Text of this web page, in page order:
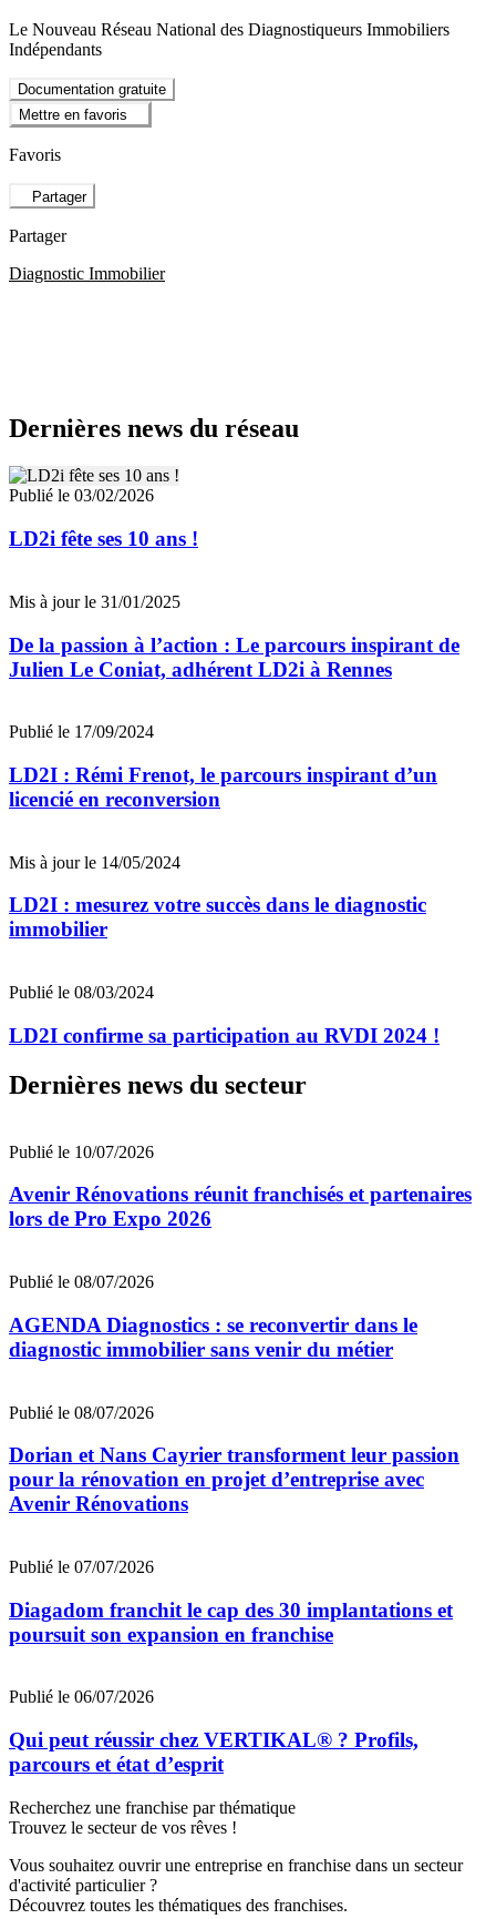
Le Nouveau Réseau National des Diagnostiqueurs Immobiliers
Indépendants
Documentation gratuite
Mettre en favoris
Favoris
Partager
Partager
Diagnostic Immobilier
Dernières news du réseau
Publié le 03/02/2026
LD2i fête ses 10 ans !
Mis à jour le 31/01/2025
De la passion à l’action : Le parcours inspirant de
Julien Le Coniat, adhérent LD2i à Rennes
Publié le 17/09/2024
LD2I : Rémi Frenot, le parcours inspirant d’un
licencié en reconversion
Mis à jour le 14/05/2024
LD2I : mesurez votre succès dans le diagnostic
immobilier
Publié le 08/03/2024
LD2I confirme sa participation au RVDI 2024 !
Dernières news du secteur
Publié le 10/07/2026
Avenir Rénovations réunit franchisés et partenaires
lors de Pro Expo 2026
Publié le 08/07/2026
AGENDA Diagnostics : se reconvertir dans le
diagnostic immobilier sans venir du métier
Publié le 08/07/2026
Dorian et Nans Cayrier transforment leur passion
pour la rénovation en projet d’entreprise avec
Avenir Rénovations
Publié le 07/07/2026
Diagadom franchit le cap des 30 implantations et
poursuit son expansion en franchise
Publié le 06/07/2026
Qui peut réussir chez VERTIKAL® ? Profils,
parcours et état d’esprit
Recherchez une franchise par thématique
Trouvez le secteur de vos rêves !
Vous souhaitez ouvrir une entreprise en franchise dans un secteur
d'activité particulier ?
Découvrez toutes les thématiques des franchises.